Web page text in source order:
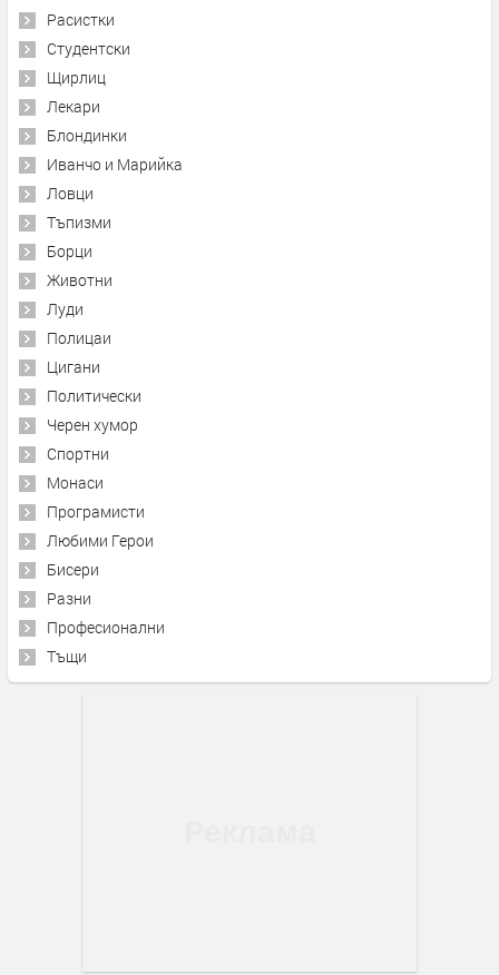
Расистки
Студентски
Щирлиц
Лекари
Блондинки
Иванчо и Марийка
Ловци
Тъпизми
Борци
Животни
Луди
Полицаи
Цигани
Политически
Черен хумор
Спортни
Монаси
Програмисти
Любими Герои
Бисери
Разни
Професионални
Тъщи